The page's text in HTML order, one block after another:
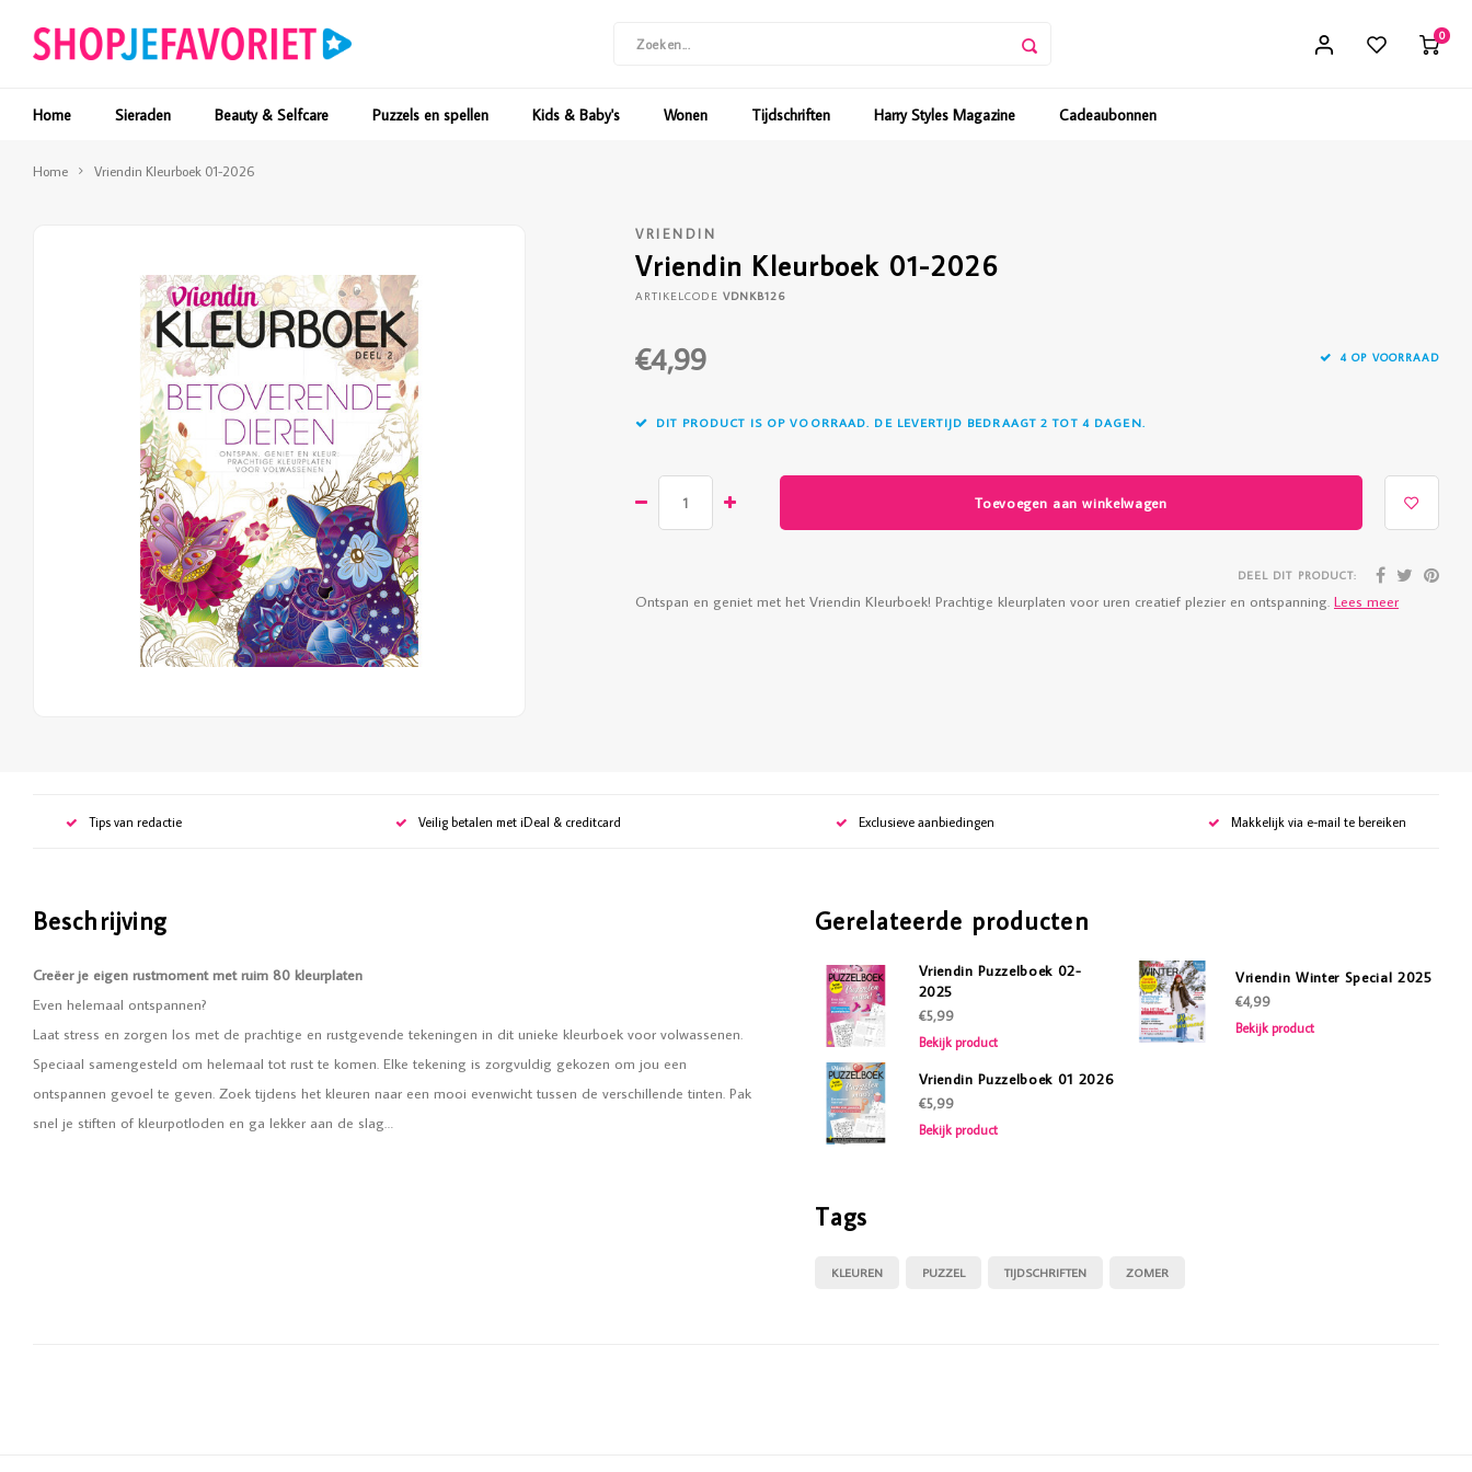
0
Home Sieraden Beauty & Selfcare Puzzels en spellen Kids & Baby's Wonen Tijdschriften Harry Styles Magazine Cadeaubonnen
Home Vriendin Kleurboek 01-2026
VRIENDIN
Vriendin Kleurboek 01-2026
ARTIKELCODE VDNKB126
€4,99 4 OP VOORRAAD
DIT PRODUCT IS OP VOORRAAD. DE LEVERTIJD BEDRAAGT 2 TOT 4 DAGEN.
Toevoegen aan winkelwagen
DEEL DIT PRODUCT:
Ontspan en geniet met het Vriendin Kleurboek! Prachtige kleurplaten voor uren creatief plezier en ontspanning. Lees meer
Tips van redactie Veilig betalen met iDeal & creditcard Exclusieve aanbiedingen Makkelijk via e-mail te bereiken
Beschrijving
Creëer je eigen rustmoment met ruim 80 kleurplaten
Even helemaal ontspannen?
Laat stress en zorgen los met de prachtige en rustgevende tekeningen in dit unieke kleurboek voor volwassenen.
Speciaal samengesteld om helemaal tot rust te komen. Elke tekening is zorgvuldig gekozen om jou een
ontspannen gevoel te geven. Zoek tijdens het kleuren naar een mooi evenwicht tussen de verschillende tinten. Pak
snel je stiften of kleurpotloden en ga lekker aan de slag…
Gerelateerde producten
Vriendin Puzzelboek 02-
2025
€5,99
Bekijk product
Vriendin Winter Special 2025
€4,99
Bekijk product
Vriendin Puzzelboek 01 2026
€5,99
Bekijk product
Tags
KLEUREN PUZZEL TIJDSCHRIFTEN ZOMER